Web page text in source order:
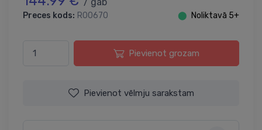
Preces kods: R00670 ⬤ Noliktavā 5+
Pievienot grozam
Pievienot vēlmju sarakstam